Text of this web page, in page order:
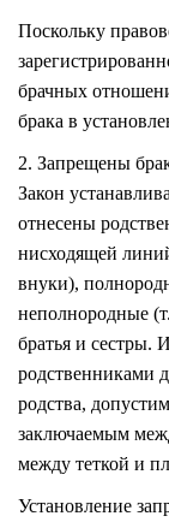
Поскольку
брачных
брака в
2. Запрещены
Закон
отнесены
нисходящей
внуки),
неполнородные
братья и сестры.
родственниками
родства,
заключаемым
между теткой и
Установление